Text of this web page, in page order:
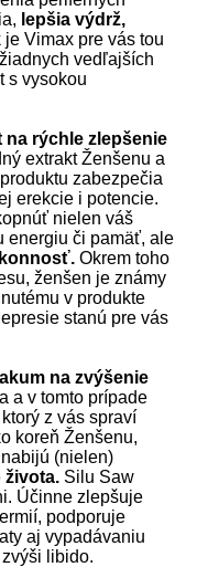
lepšia výdrž,
Vimax pre vás tou
vedľajších
s vysokou
rýchle zlepšenie
extrakt Ženšenu a
zabezpečia
erekcie i potencie.
nielen váš
energiu či pamäť, ale
Okrem toho
ženšen je známy
v produkte
stanú pre vás
na zvýšenie
a v tomto prípade
z vás spraví
koreň Ženšenu,
(nielen)
života. Silu Saw
Účinne zlepšuje
podporuje
aj vypadávaniu
libido.